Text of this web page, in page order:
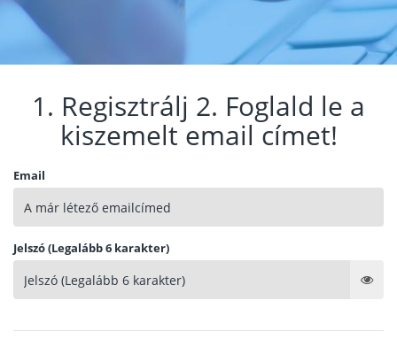
1. Regisztrálj 2. Foglald le a
kiszemelt email címet!
Email
Jelszó (Legalább 6 karakter)